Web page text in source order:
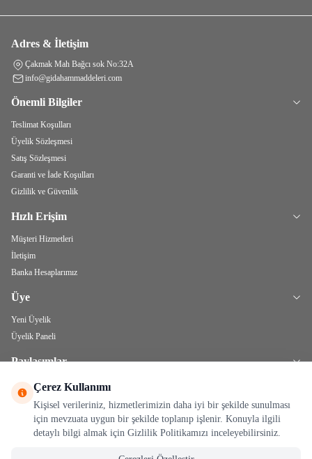
Adres & İletişim
Çakmak Mah Bağcı sok No:32A
info@gidahammaddeleri.com
Önemli Bilgiler
Teslimat Koşulları
Üyelik Sözleşmesi
Satış Sözleşmesi
Garanti ve İade Koşulları
Gizlilik ve Güvenlik
Hızlı Erişim
Müşteri Hizmetleri
İletişim
Banka Hesaplarımız
Üye
Yeni Üyelik
Üyelik Paneli
Paylaşımlar
Bitkisel Yağlar
Çerez Kullanımı
Kişisel verileriniz, hizmetlerimizin daha iyi bir şekilde sunulması
için mevzuata uygun bir şekilde toplanıp işlenir. Konuyla ilgili
detaylı bilgi almak için Gizlilik Politikamızı inceleyebilirsiniz.